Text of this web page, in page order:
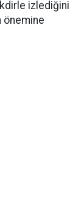
izlediğini
önemine